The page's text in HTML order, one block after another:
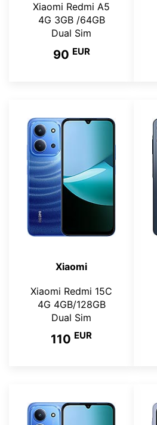
Xiaomi Redmi A5
4G 3GB /64GB
Dual Sim
90 EUR
Xiaomi
Xiaomi Redmi 15C
4G 4GB/128GB
Dual Sim
110 EUR